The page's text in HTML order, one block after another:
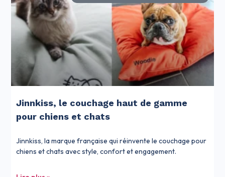
Jinnkiss, le couchage haut de gamme
pour chiens et chats
Jinnkiss, la marque française qui réinvente le couchage pour
chiens et chats avec style, confort et engagement.